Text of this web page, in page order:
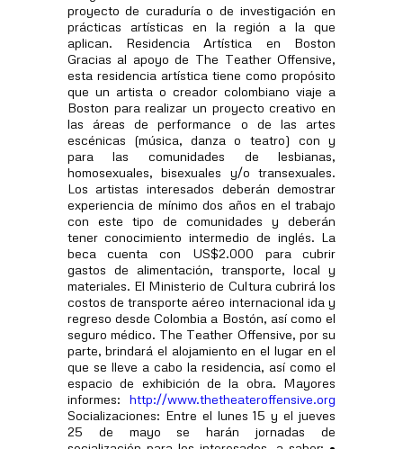
proyecto de curaduría o de investigación en
prácticas artísticas en la región a la que
aplican. Residencia Artística en Boston
Gracias al apoyo de The Teather Offensive,
esta residencia artística tiene como propósito
que un artista o creador colombiano viaje a
Boston para realizar un proyecto creativo en
las áreas de performance o de las artes
escénicas (música, danza o teatro) con y
para las comunidades de lesbianas,
homosexuales, bisexuales y/o transexuales.
Los artistas interesados deberán demostrar
experiencia de mínimo dos años en el trabajo
con este tipo de comunidades y deberán
tener conocimiento intermedio de inglés. La
beca cuenta con US$2.000 para cubrir
gastos de alimentación, transporte, local y
materiales. El Ministerio de Cultura cubrirá los
costos de transporte aéreo internacional ida y
regreso desde Colombia a Bostón, así como el
seguro médico. The Teather Offensive, por su
parte, brindará el alojamiento en el lugar en el
que se lleve a cabo la residencia, así como el
espacio de exhibición de la obra. Mayores
informes:http://www.thetheateroffensive.org
Socializaciones: Entre el lunes 15 y el jueves
25 de mayo se harán jornadas de